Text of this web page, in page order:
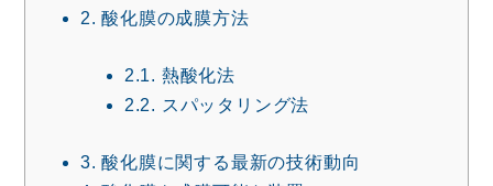
2. 酸化膜の成膜方法
2.1. 熱酸化法
2.2. スパッタリング法
3. 酸化膜に関する最新の技術動向